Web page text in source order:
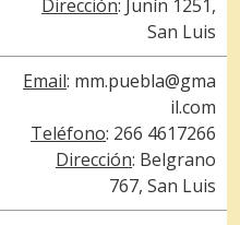
Dirección: Junín 1251,
San Luis
Email: mm.puebla@gma
il.com
Teléfono: 266 4617266
Dirección: Belgrano
767, San Luis